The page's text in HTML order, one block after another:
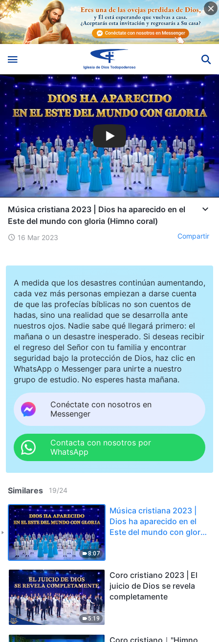
Música cristiana 2023 | Dios ha aparecido en el
Este del mundo con gloria (Himno coral)
16 Mar 2023 Compartir
A medida que los desastres continúan aumentando,
cada vez más personas empiezan a darse cuenta
de que las profecías bíblicas no son cuentos de
hadas, sino una realidad que se desarrolla ante
nuestros ojos. Nadie sabe qué llegará primero: el
mañana o un desastre inesperado. Si deseas recibir
el regreso del Señor con tu familia y encontrar
seguridad bajo la protección de Dios, haz clic en
WhatsApp o Messenger para unirte a nuestro
grupo de estudio. No esperes hasta mañana.
Conéctate con nosotros en
Messenger
Contacta con nosotros por
WhatsApp
Similares 19/24
8:07
Música cristiana 2023 |
Dios ha aparecido en el
Este del mundo con gloria
5:19
Coro cristiano 2023 | El
juicio de Dios se revela
completamente
Coro cristiano｜"Himno